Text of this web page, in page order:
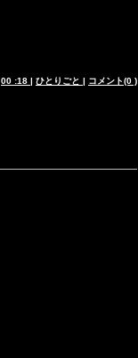
00 :18 | ひとりごと | コメント(0 )